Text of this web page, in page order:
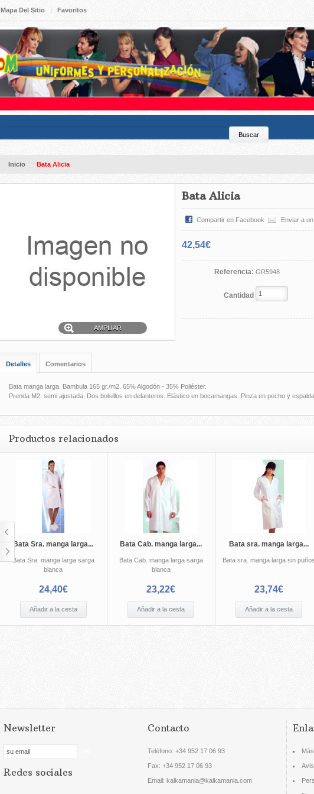
Mapa Del Sitio Favoritos
Inicio > Bata Alicia
AMPLIAR
Bata Alicia
Compartir en Facebook Enviar a
42,54€
Referencia: GR5948
Cantidad
Detalles Comentarios
Bata manga larga. Bambula 165 gr./m2. 65% Algodón - 35% Poliéster.
Prenda M2: semi ajustada. Dos bolsillos en delanteros. Elástico en bocamangas. Pinza en pecho y
Productos relacionados
Bata Sra. manga larga...
Bata Sra. manga larga sarga
blanca
24,40€
Añadir a la cesta
Bata Cab. manga larga...
Bata Cab. manga larga sarga
blanca
23,22€
Añadir a la cesta
Bata sra. manga larga...
Bata sra. manga larga sin puños
23,74€
Añadir a la cesta
Newsletter
Redes sociales
Contacto
Teléfono: +34 952 17 06 93
Fax: +34 952 17 06 93
Email: kalkamania@kalkamania.com